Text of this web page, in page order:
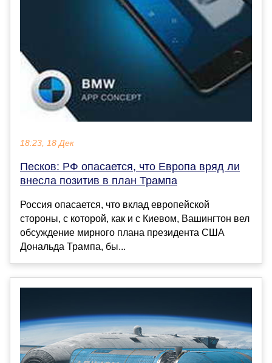
18:23, 18 Дек
Песков: РФ опасается, что Европа вряд ли
внесла позитив в план Трампа
Россия опасается, что вклад европейской
стороны, с которой, как и с Киевом, Вашингтон вел
обсуждение мирного плана президента США
Дональда Трампа, бы...